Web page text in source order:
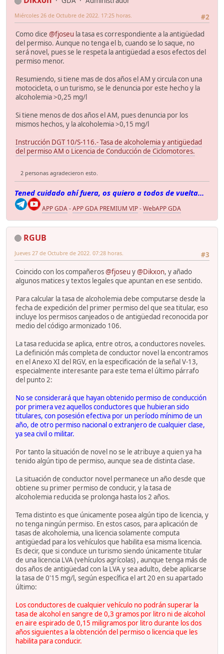
#2
Miércoles 26 de Octubre de 2022. 17:25 horas.
Como dice @fjoseu la tasa es correspondiente a la antigüedad
del permiso. Aunque no tenga el b, cuando se lo saque, no
será novel, pues se le respeta la antigüedad a esos efectos del
permiso menor.
Resumiendo, si tiene mas de dos años el AM y circula con una
motocicleta, o un turismo, se le denuncia por este hecho y la
alcoholemia >0,25 mg/l
Si tiene menos de dos años el AM, pues denuncia por los
mismos hechos, y la alcoholemia >0,15 mg/l
Instrucción DGT 10/S-116.- Tasa de alcoholemia y antigüedad
del permiso AM o Licencia de Conducción de Ciclomotores.
2 personas agradecieron esto.
Tened cuidado ahí fuera, os quiero a todos de vuelta...
APP GDA-APP GDA PREMIUM VIP-WebAPP GDA
RGUB
#3
Jueves 27 de Octubre de 2022. 07:28 horas.
Coincido con los compañeros@fjoseu y@Dikxon, y añado
algunos matices y textos legales que apuntan en ese sentido.
Para calcular la tasa de alcoholemia debe computarse desde la
fecha de expedición del primer permiso del que sea titular, eso
incluye los permisos canjeados o de antigüedad reconocida por
medio del código armonizado 106.
La tasa reducida se aplica, entre otros, a conductores noveles.
La definición más completa de conductor novel la encontramos
en el Anexo XI del RGV, en la especificación de la señal V-13,
especialmente interesante para este tema el último párrafo
del punto 2:
No se considerará que hayan obtenido permiso de conducción
por primera vez aquellos conductores que hubieran sido
titulares, con posesión efectiva por un período mínimo de un
año, de otro permiso nacional o extranjero de cualquier clase,
ya sea civil o militar.
Por tanto la situación de novel no se le atribuye a quien ya ha
tenido algún tipo de permiso, aunque sea de distinta clase.
La situación de conductor novel permanece un año desde que
obtiene su primer permiso de conducir, y la tasa de
alcoholemia reducida se prolonga hasta los 2 años.
Tema distinto es que únicamente posea algún tipo de licencia, y
no tenga ningún permiso. En estos casos, para aplicación de
tasas de alcoholemia, una licencia solamente computa
antigüedad para los vehículos que habilita esa misma licencia.
Es decir, que si conduce un turismo siendo únicamente titular
de una licencia LVA (vehículos agrícolas) , aunque tenga más de
dos años de antigüedad con la LVA y sea adulto, debe aplicarse
la tasa de 0'15 mg/l, según específica el art 20 en su apartado
último:
Los conductores de cualquier vehículo no podrán superar la
tasa de alcohol en sangre de 0,3 gramos por litro ni de alcohol
en aire espirado de 0,15 miligramos por litro durante los dos
años siguientes a la obtención del permiso o licencia que les
habilita para conducir.